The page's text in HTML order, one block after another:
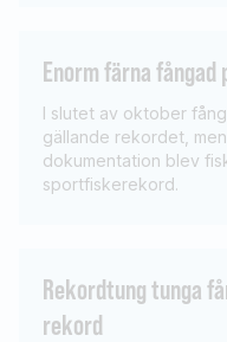
[…]
Enorm färna
I slutet av oktober
gällande rekordet,
dokumentation blev
sportfiskerekord.
Rekordtung tunga
rekord